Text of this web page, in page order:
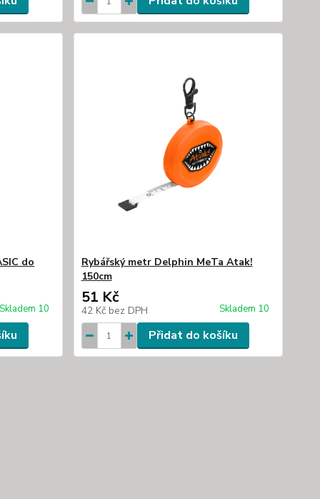
do
Skladem 10
Rybářský metr Delphin MeTa Atak!
150cm
51 Kč
42 Kč bez DPH Skladem 10
Přidat do košíku